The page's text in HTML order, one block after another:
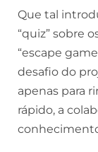
Que tal
“quiz” sobre
“escape
desafio do
apenas para
rápido, a